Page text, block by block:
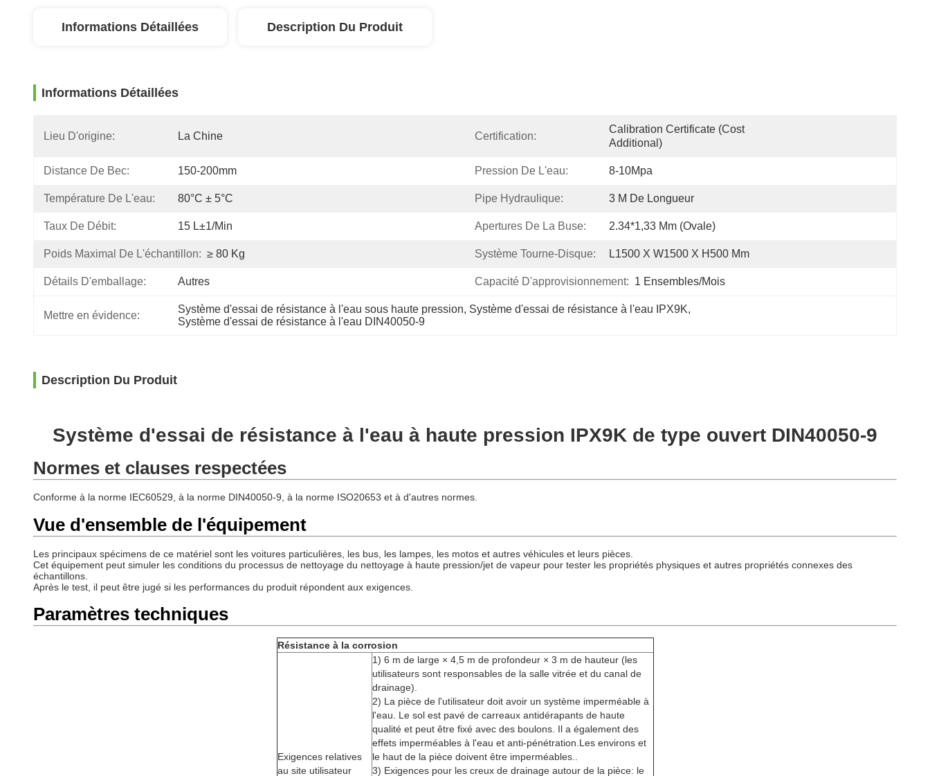
Informations Détaillées Description Du Produit
Informations Détaillées
Lieu D'origine: La Chine Certification:
Calibration Certificate (Cost
Additional)
Distance De Bec: 150-200mm Pression De L'eau: 8-10Mpa
Température De L'eau: 80°C ± 5°C Pipe Hydraulique: 3 M De Longueur
Taux De Débit: 15 L±1/min Apertures De La Buse: 2.34*1,33 Mm (ovale)
Poids Maximal De L'échantillon: ≥ 80 Kg Système Tourne-Disque: L1500 X W1500 X H500 Mm
Détails D'emballage: Autres Capacité D'approvisionnement: 1 Ensembles/mois
Mettre en évidence:
Système d'essai de résistance à l'eau sous haute pression, Système d'essai de résistance à l'eau IPX9K,
Système d'essai de résistance à l'eau DIN40050-9
Description Du Produit
Système d'essai de résistance à l'eau à haute pression IPX9K de type ouvert DIN40050-9
Normes et clauses respectées
Conforme à la norme IEC60529, à la norme DIN40050-9, à la norme ISO20653 et à d'autres normes.
Vue d'ensemble de l'équipement
Les principaux spécimens de ce matériel sont les voitures particulières, les bus, les lampes, les motos et autres véhicules et leurs pièces.
Cet équipement peut simuler les conditions du processus de nettoyage du nettoyage à haute pression/jet de vapeur pour tester les propriétés physiques et autres propriétés connexes des
échantillons.
Après le test, il peut être jugé si les performances du produit répondent aux exigences.
Paramètres techniques
Résistance à la corrosion
Exigences relatives
au site utilisateur
1) 6 m de large × 4,5 m de profondeur × 3 m de hauteur (les
utilisateurs sont responsables de la salle vitrée et du canal de
drainage).
2) La pièce de l'utilisateur doit avoir un système imperméable à
l'eau. Le sol est pavé de carreaux antidérapants de haute
qualité et peut être fixé avec des boulons. Il a également des
effets imperméables à l'eau et anti-pénétration.Les environs et
le haut de la pièce doivent être imperméables..
3) Exigences pour les creux de drainage autour de la pièce: le